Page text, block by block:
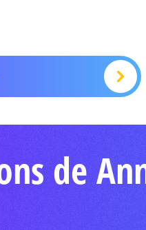
de